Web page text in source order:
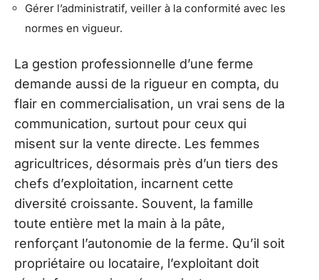
Gérer l’administratif, veiller à la conformité avec les
normes en vigueur.
La gestion professionnelle d’une ferme
demande aussi de la rigueur en compta, du
flair en commercialisation, un vrai sens de la
communication, surtout pour ceux qui
misent sur la vente directe. Les femmes
agricultrices, désormais près d’un tiers des
chefs d’exploitation, incarnent cette
diversité croissante. Souvent, la famille
toute entière met la main à la pâte,
renforçant l’autonomie de la ferme. Qu’il soit
propriétaire ou locataire, l’exploitant doit